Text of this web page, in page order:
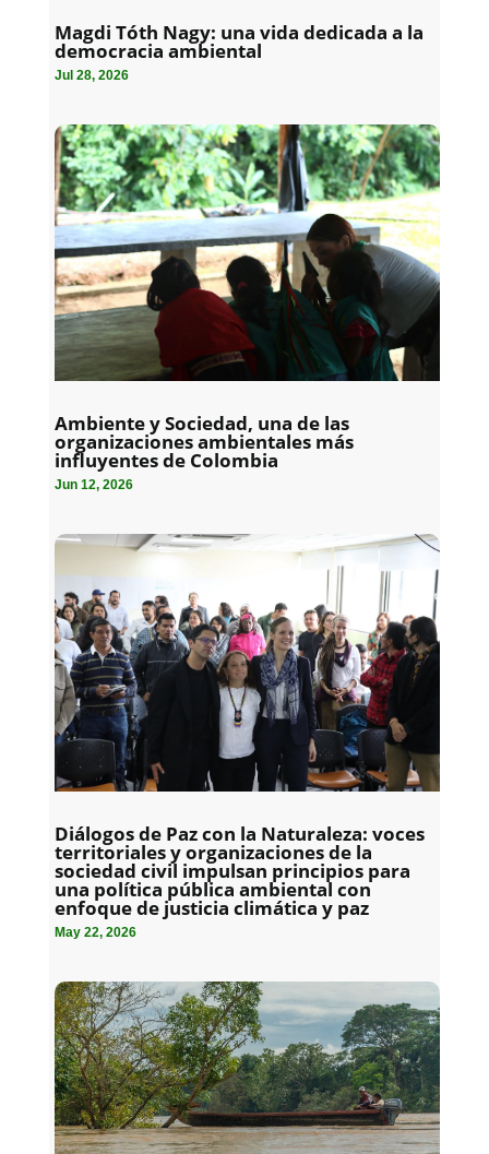
Magdi Tóth Nagy: una vida dedicada a la
democracia ambiental
Jul 28, 2026
Ambiente y Sociedad, una de las
organizaciones ambientales más
influyentes de Colombia
Jun 12, 2026
Diálogos de Paz con la Naturaleza: voces
territoriales y organizaciones de la
sociedad civil impulsan principios para
una política pública ambiental con
enfoque de justicia climática y paz
May 22, 2026